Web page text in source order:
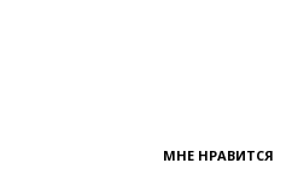
МНЕ НРАВИТСЯ